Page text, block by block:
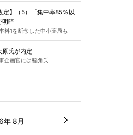
定】（5）「集中率85％以
明暗
料1を断念した中小薬局も
氏が内定
企画官には稲角氏
年 8月